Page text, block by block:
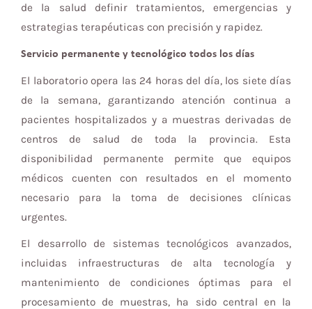
de la salud definir tratamientos, emergencias y
estrategias terapéuticas con precisión y rapidez.
Servicio permanente y tecnológico todos los días
El laboratorio opera las 24 horas del día, los siete días
de la semana, garantizando atención continua a
pacientes hospitalizados y a muestras derivadas de
centros de salud de toda la provincia. Esta
disponibilidad permanente permite que equipos
médicos cuenten con resultados en el momento
necesario para la toma de decisiones clínicas
urgentes.
El desarrollo de sistemas tecnológicos avanzados,
incluidas infraestructuras de alta tecnología y
mantenimiento de condiciones óptimas para el
procesamiento de muestras, ha sido central en la